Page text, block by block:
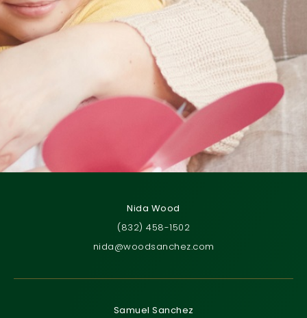
Nida Wood
(832) 458-1502
nida@woodsanchez.com
Samuel Sanchez